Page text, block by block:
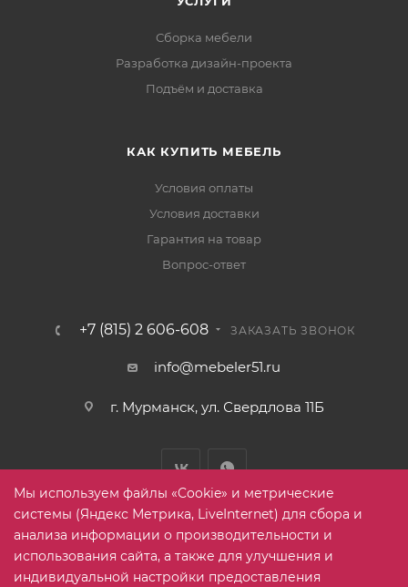
Сборка мебели
Разработка дизайн-проекта
Подъём и доставка
КАК КУПИТЬ МЕБЕЛЬ
Условия оплаты
Условия доставки
Гарантия на товар
Вопрос-ответ
+7 (815) 2 606-608 ЗАКАЗАТЬ ЗВОНОК
info@mebeler51.ru
г. Мурманск, ул. Свердлова 11Б
2005-2026 © mebelier51.ru - модный интернет-магазин не
Мы используем файлы «Cookie» и метрические
системы (Яндекс Метрика, LiveInternet) для сбора и
анализа информации о производительности и
использования сайта, а также для улучшения и
индивидуальной настройки предоставления